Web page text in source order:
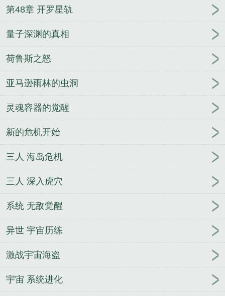
第48章 开罗星轨
量子深渊的真相
荷鲁斯之怒
亚马逊雨林的虫洞
灵魂容器的觉醒
新的危机开始
三人 海岛危机
三人 深入虎穴
系统 无敌觉醒
异世 宇宙历练
激战宇宙海盗
宇宙 系统进化